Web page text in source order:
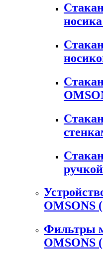
OMSONS
Фильтры
OMSONS